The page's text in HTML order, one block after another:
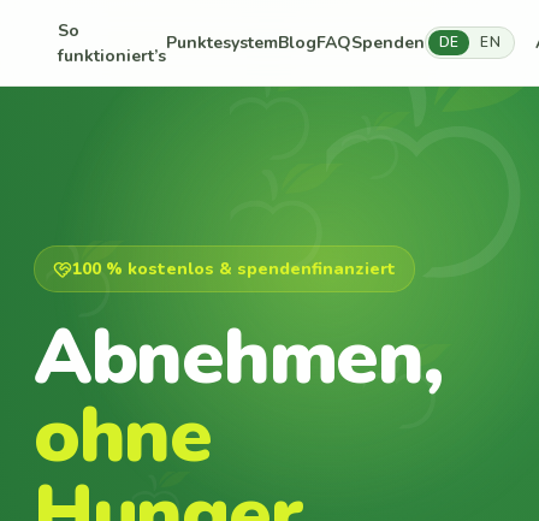
So
funktioniert’s
PunktesystemBlogFAQSpenden DE EN
100 % kostenlos & spendenfinanziert
Abnehmen,
ohne